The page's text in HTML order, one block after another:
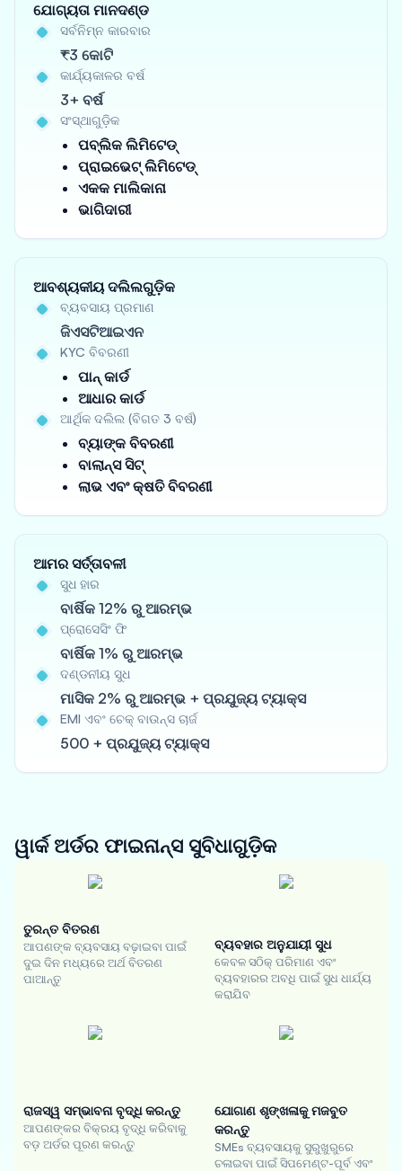
ଯୋଗ୍ୟତା ମାନଦଣ୍ଡ
ସର୍ବନିମ୍ନ କାରବାର
₹3 କୋଟି
କାର୍ଯ୍ୟକାଳର ବର୍ଷ
3+ ବର୍ଷ
ସଂସ୍ଥାଗୁଡ଼ିକ
ପବ୍ଲିକ ଲିମିଟେଡ୍
ପ୍ରାଇଭେଟ୍ ଲିମିଟେଡ୍
ଏକକ ମାଲିକାନା
ଭାଗିଦାରୀ
ଆବଶ୍ୟକୀୟ ଦଲିଲଗୁଡ଼ିକ
ବ୍ୟବସାୟ ପ୍ରମାଣ
ଜିଏସଟିଆଇଏନ
KYC ବିବରଣୀ
ପାନ୍ କାର୍ଡ
ଆଧାର କାର୍ଡ
ଆର୍ଥିକ ଦଲିଲ (ବିଗତ 3 ବର୍ଷ)
ବ୍ୟାଙ୍କ ବିବରଣୀ
ବାଲାନ୍ସ ସିଟ୍
ଲାଭ ଏବଂ କ୍ଷତି ବିବରଣୀ
ଆମର ସର୍ତ୍ତାବଳୀ
ସୁଧ ହାର
ବାର୍ଷିକ 12% ରୁ ଆରମ୍ଭ
ପ୍ରୋସେସିଂ ଫି
ବାର୍ଷିକ 1% ରୁ ଆରମ୍ଭ
ଦଣ୍ଡନୀୟ ସୁଧ
ମାସିକ 2% ରୁ ଆରମ୍ଭ + ପ୍ରଯୁଜ୍ୟ ଟ୍ୟାକ୍ସ
EMI ଏବଂ ଚେକ୍ ବାଉନ୍ସ ଚାର୍ଜ
500 + ପ୍ରଯୁଜ୍ୟ ଟ୍ୟାକ୍ସ
ୱାର୍କ ଅର୍ଡର ଫାଇନାନ୍ସ ସୁବିଧାଗୁଡ଼ିକ
ତୁରନ୍ତ ବିତରଣ
ଆପଣଙ୍କ ବ୍ୟବସାୟ ବଢ଼ାଇବା ପାଇଁ
ଦୁଇ ଦିନ ମଧ୍ୟରେ ଅର୍ଥ ବିତରଣ
ପାଆନ୍ତୁ
ବ୍ୟବହାର ଅନୁଯାୟୀ ସୁଧ
କେବଳ ସଠିକ୍ ପରିମାଣ ଏବଂ
ବ୍ୟବହାରର ଅବଧି ପାଇଁ ସୁଧ ଧାର୍ଯ୍ୟ
କରାଯିବ
ରାଜସ୍ୱ ସମ୍ଭାବନା ବୃଦ୍ଧି କରନ୍ତୁ
ଆପଣଙ୍କର ବିକ୍ରୟ ବୃଦ୍ଧି କରିବାକୁ
ବଡ଼ ଅର୍ଡର ପୂରଣ କରନ୍ତୁ
ଯୋଗାଣ ଶୃଙ୍ଖଳାକୁ ମଜବୁତ
କରନ୍ତୁ
SMEs ବ୍ୟବସାୟକୁ ସୁରୁଖୁରୁରେ
ଚଳାଇବା ପାଇଁ ସିପମେଣ୍ଟ-ପୂର୍ବ ଏବଂ